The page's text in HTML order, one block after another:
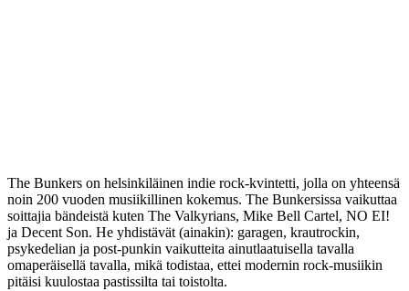
The Bunkers on helsinkiläinen indie rock-kvintetti, jolla on yhteensä
noin 200 vuoden musiikillinen kokemus. The Bunkersissa vaikuttaa
soittajia bändeistä kuten The Valkyrians, Mike Bell Cartel, NO EI!
ja Decent Son. He yhdistävät (ainakin): garagen, krautrockin,
psykedelian ja post-punkin vaikutteita ainutlaatuisella tavalla
omaperäisellä tavalla, mikä todistaa, ettei modernin rock-musiikin
pitäisi kuulostaa pastissilta tai toistolta.